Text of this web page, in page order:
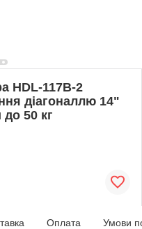
HDL-117B-2
діагоналлю 14"
50 кг
Оплата Умови